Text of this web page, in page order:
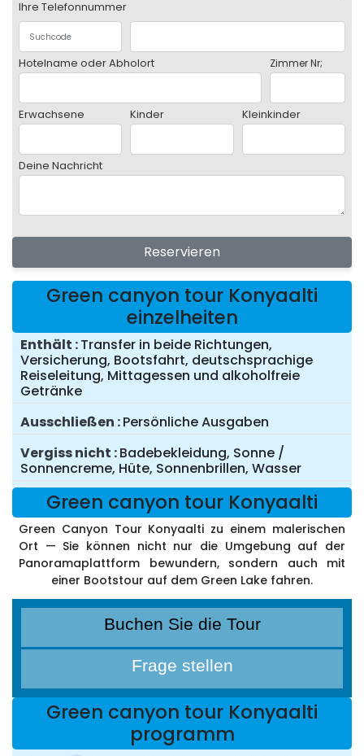
Ihre Telefonnummer
Hotelname oder Abholort Zimmer Nr;
Erwachsene Kinder Kleinkinder
Deine Nachricht
Reservieren
Green canyon tour Konyaalti
einzelheiten
Enthält Transfer in beide Richtungen,
Versicherung, Bootsfahrt, deutschsprachige
Reiseleitung, Mittagessen und alkoholfreie
Getränke
Ausschließen Persönliche Ausgaben
Vergiss nicht Badebekleidung, Sonne /
Sonnencreme, Hüte, Sonnenbrillen, Wasser
Green canyon tour Konyaalti
Green Canyon Tour Konyaalti zu einem malerischen
Ort — Sie können nicht nur die Umgebung auf der
Panoramaplattform bewundern, sondern auch mit
einer Bootstour auf dem Green Lake fahren.
Buchen Sie die Tour
Frage stellen
Green canyon tour Konyaalti
programm